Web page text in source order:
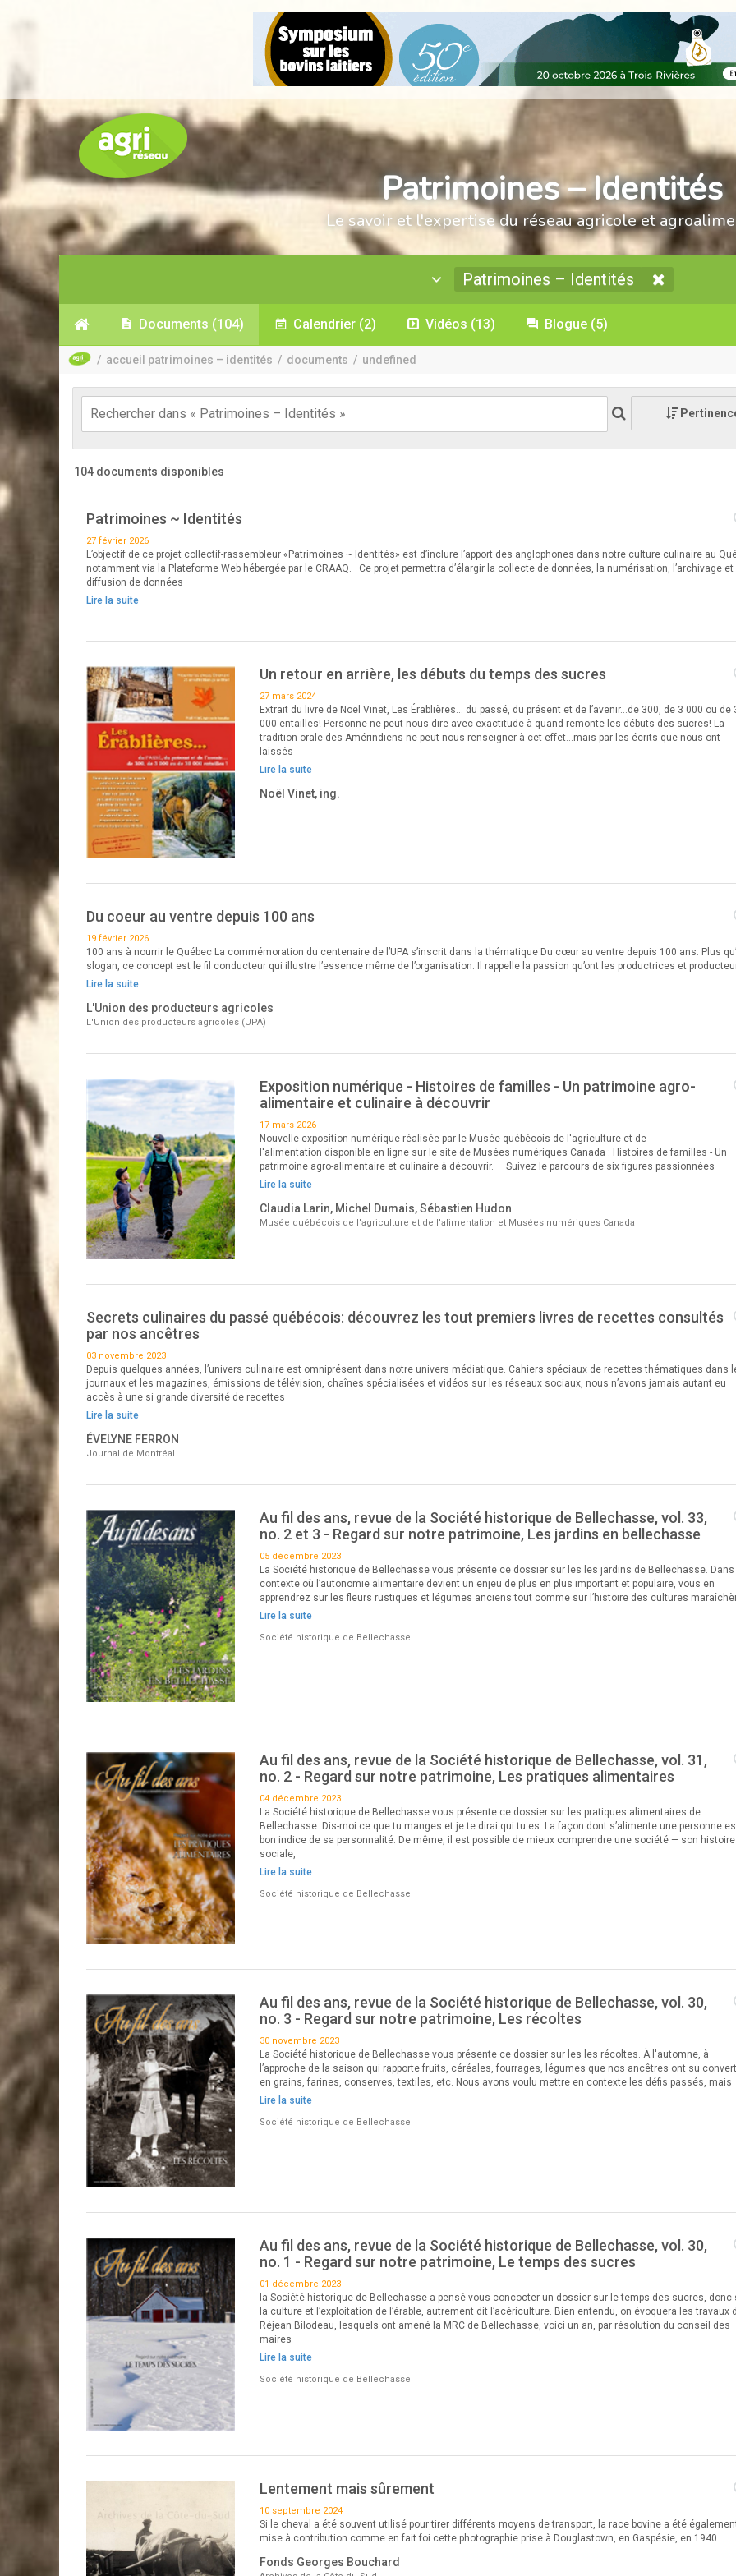
Patrimoines – Identités
Le savoir et l'expertise du réseau agricole et
Patrimoines – Identités
Documents (104) Calendrier (2) Vidéos (13) Blogue (5)
/ accueil patrimoines – identités / documents / undefined
104 documents disponibles
Patrimoines ~ Identités
27 février 2026
L’objectif de ce projet collectif-rassembleur «Patrimoines ~ Identités» est d’inclure l’apport des anglophones dans notre culture culinaire au
notamment via la Plateforme Web hébergée par le CRAAQ. Ce projet permettra d’élargir la collecte de données, la numérisation, l’archivage et
diffusion de données
Lire la suite
Un retour en arrière, les débuts du temps des sucres
27 mars 2024
Extrait du livre de Noël Vinet, Les Érablières... du passé, du présent et de l’avenir...de 300, de 3 000 ou de
000 entailles! Personne ne peut nous dire avec exactitude à quand remonte les débuts des sucres! La
tradition orale des Amérindiens ne peut nous renseigner à cet effet...mais par les écrits que nous ont
laissés
Lire la suite
Noël Vinet, ing.
Du coeur au ventre depuis 100 ans
19 février 2026
100 ans à nourrir le Québec La commémoration du centenaire de l’UPA s’inscrit dans la thématique Du cœur au ventre depuis 100 ans. Plus
slogan, ce concept est le fil conducteur qui illustre l’essence même de l’organisation. Il rappelle la passion qu’ont les productrices et
Lire la suite
L'Union des producteurs agricoles
L'Union des producteurs agricoles (UPA)
Exposition numérique - Histoires de familles - Un patrimoine agro-
alimentaire et culinaire à découvrir
17 mars 2026
Nouvelle exposition numérique réalisée par le Musée québécois de l'agriculture et de
l'alimentation disponible en ligne sur le site de Musées numériques Canada : Histoires de familles - Un
patrimoine agro-alimentaire et culinaire à découvrir. Suivez le parcours de six figures passionnées
Lire la suite
Claudia Larin, Michel Dumais, Sébastien Hudon
Musée québécois de l'agriculture et de l'alimentation et Musées numériques Canada
Secrets culinaires du passé québécois: découvrez les tout premiers livres de recettes consultés
par nos ancêtres
03 novembre 2023
Depuis quelques années, l’univers culinaire est omniprésent dans notre univers médiatique. Cahiers spéciaux de recettes thématiques dans
journaux et les magazines, émissions de télévision, chaînes spécialisées et vidéos sur les réseaux sociaux, nous n’avons jamais autant eu
accès à une si grande diversité de recettes
Lire la suite
ÉVELYNE FERRON
Journal de Montréal
Au fil des ans, revue de la Société historique de Bellechasse, vol. 33,
no. 2 et 3 - Regard sur notre patrimoine, Les jardins en bellechasse
05 décembre 2023
La Société historique de Bellechasse vous présente ce dossier sur les les jardins de Bellechasse. Dans
contexte où l’autonomie alimentaire devient un enjeu de plus en plus important et populaire, vous en
apprendrez sur les fleurs rustiques et légumes anciens tout comme sur l’histoire des cultures
Lire la suite
Société historique de Bellechasse
Au fil des ans, revue de la Société historique de Bellechasse, vol. 31,
no. 2 - Regard sur notre patrimoine, Les pratiques alimentaires
04 décembre 2023
La Société historique de Bellechasse vous présente ce dossier sur les pratiques alimentaires de
Bellechasse. Dis-moi ce que tu manges et je te dirai qui tu es. La façon dont s’alimente une personne
bon indice de sa personnalité. De même, il est possible de mieux comprendre une société — son histoire
sociale,
Lire la suite
Société historique de Bellechasse
Au fil des ans, revue de la Société historique de Bellechasse, vol. 30,
no. 3 - Regard sur notre patrimoine, Les récoltes
30 novembre 2023
La Société historique de Bellechasse vous présente ce dossier sur les les récoltes. À l'automne, à
l’approche de la saison qui rapporte fruits, céréales, fourrages, légumes que nos ancêtres ont su
en grains, farines, conserves, textiles, etc. Nous avons voulu mettre en contexte les défis passés, mais
Lire la suite
Société historique de Bellechasse
Au fil des ans, revue de la Société historique de Bellechasse, vol. 30,
no. 1 - Regard sur notre patrimoine, Le temps des sucres
01 décembre 2023
la Société historique de Bellechasse a pensé vous concocter un dossier sur le temps des sucres, donc
la culture et l’exploitation de l’érable, autrement dit l’acériculture. Bien entendu, on évoquera les travaux
Réjean Bilodeau, lesquels ont amené la MRC de Bellechasse, voici un an, par résolution du conseil des
maires
Lire la suite
Société historique de Bellechasse
Lentement mais sûrement
10 septembre 2024
Si le cheval a été souvent utilisé pour tirer différents moyens de transport, la race bovine a été
mise à contribution comme en fait foi cette photographie prise à Douglastown, en Gaspésie, en 1940.
Fonds Georges Bouchard